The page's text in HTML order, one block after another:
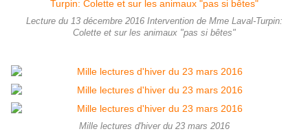
Lecture du 13 décembre 2016 Intervention de Mme Laval-Turpin:
Colette et sur les animaux "pas si bêtes"
Mille lectures d'hiver du 23 mars 2016